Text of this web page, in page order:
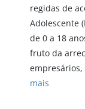
regidas de
Adolescente
de 0 a 18
fruto da
empresários,
mais